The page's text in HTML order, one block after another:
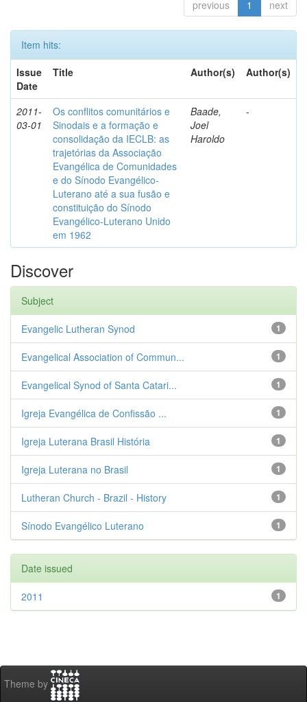
previous 1 next
Item hits:
Issue
Date
Title Author(s) Author(s)
2011-
03-01
Os conflitos comunitários e
Sinodais e a formação e
consolidação da IECLB: as
trajetórias da Associação
Evangélica de Comunidades
e do Sínodo Evangélico-
Luterano até a sua fusão e
constituição do Sínodo
Evangélico-Luterano Unido
em 1962
Baade,
Joel
Haroldo
-
Discover
Subject
1
Evangelic Lutheran Synod
1
Evangelical Association of Commun...
1
Evangelical Synod of Santa Catari...
1
Igreja Evangélica de Confissão ...
1
Igreja Luterana Brasil História
1
Igreja Luterana no Brasil
1
Lutheran Church - Brazil - History
1
Sínodo Evangélico Luterano
Date issued
1
2011
Theme by